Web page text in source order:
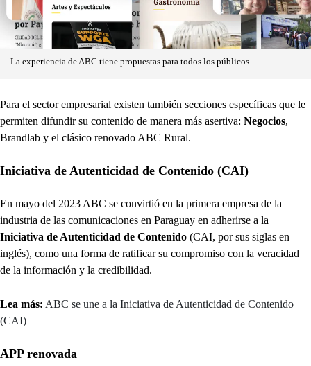
La experiencia de ABC tiene propuestas para todos los públicos.
Para el sector empresarial existen también secciones específicas que le
permiten difundir su contenido de manera más asertiva: Negocios,
Brandlab y el clásico renovado ABC Rural.
Iniciativa de Autenticidad de Contenido (CAI)
En mayo del 2023 ABC se convirtió en la primera empresa de la
industria de las comunicaciones en Paraguay en adherirse a la
Iniciativa de Autenticidad de Contenido (CAI, por sus siglas en
inglés), como una forma de ratificar su compromiso con la veracidad
de la información y la credibilidad.
Lea más: ABC se une a la Iniciativa de Autenticidad de Contenido
(CAI)
APP renovada